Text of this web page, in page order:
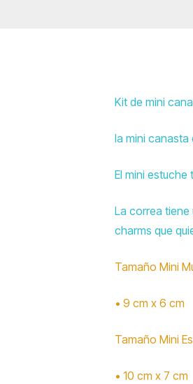
Kit de mini
la mini canasta
El mini
La correa
charms que
Tamaño Mini
• 9 cm x 6 cm
Tamaño Mini
• 10 cm x 7 cm